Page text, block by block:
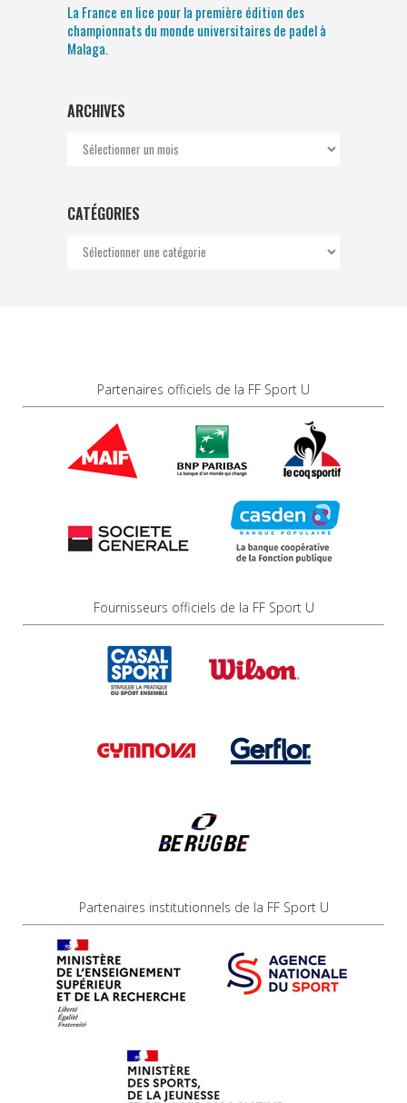
La France en lice pour la première édition des
championnats du monde universitaires de padel à
Malaga.
ARCHIVES
Archives
CATÉGORIES
Catégories
Partenaires officiels de la FF Sport U
Fournisseurs officiels de la FF Sport U
Partenaires institutionnels de la FF Sport U